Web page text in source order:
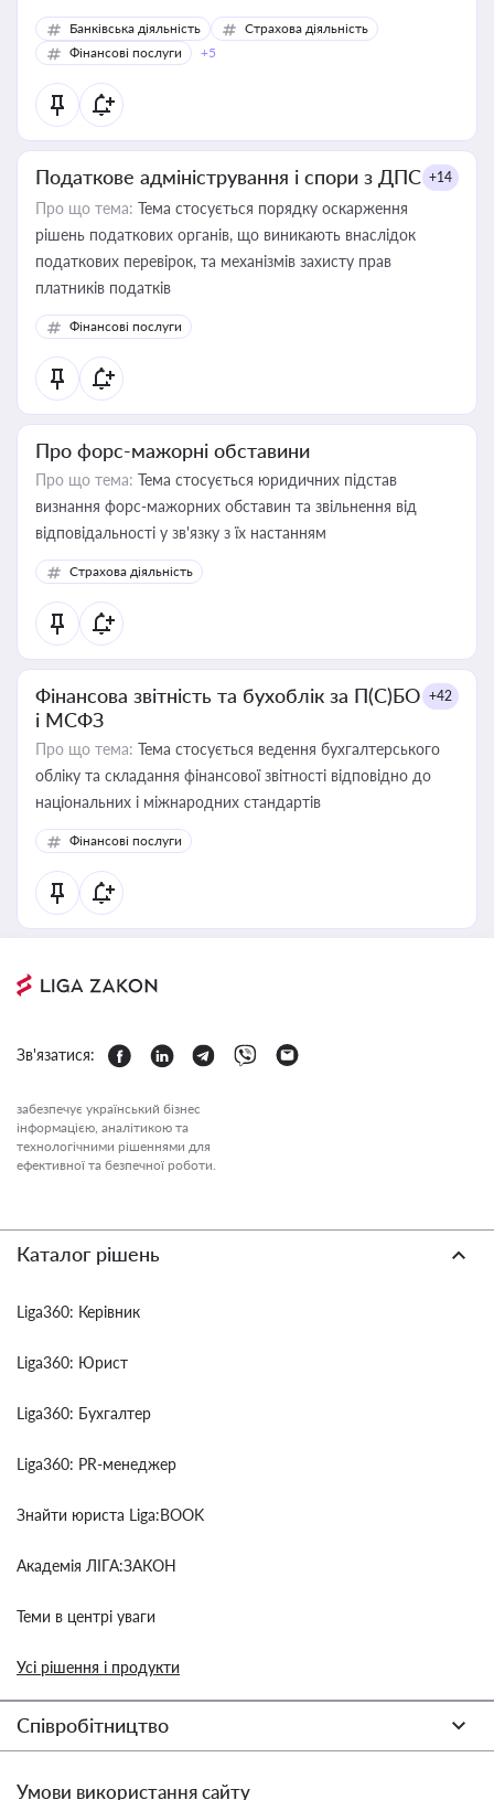
Банківська діяльність
Страхова діяльність
Фінансові послуги
+5
Податкове адміністрування і спори з ДПС +14
Про що тема: Тема стосується порядку оскарження
рішень податкових органів, що виникають внаслідок
податкових перевірок, та механізмів захисту прав
платників податків
Фінансові послуги
Про форс-мажорні обставини
Про що тема: Тема стосується юридичних підстав
визнання форс-мажорних обставин та звільнення від
відповідальності у зв'язку з їх настанням
Страхова діяльність
Фінансова звітність та бухоблік за П(С)БО
і МСФЗ
+42
Про що тема: Тема стосується ведення бухгалтерського
обліку та складання фінансової звітності відповідно до
національних і міжнародних стандартів
Фінансові послуги
Зв'язатися:
забезпечує український бізнес
інформацією, аналітикою та
технологічними рішеннями для
ефективної та безпечної роботи.
Каталог рішень
Liga360: Керівник
Liga360: Юрист
Liga360: Бухгалтер
Liga360: PR-менеджер
Знайти юриста Liga:BOOK
Академія ЛІГА:ЗАКОН
Теми в центрі уваги
Усі рішення і продукти
Співробітництво
Умови використання сайту